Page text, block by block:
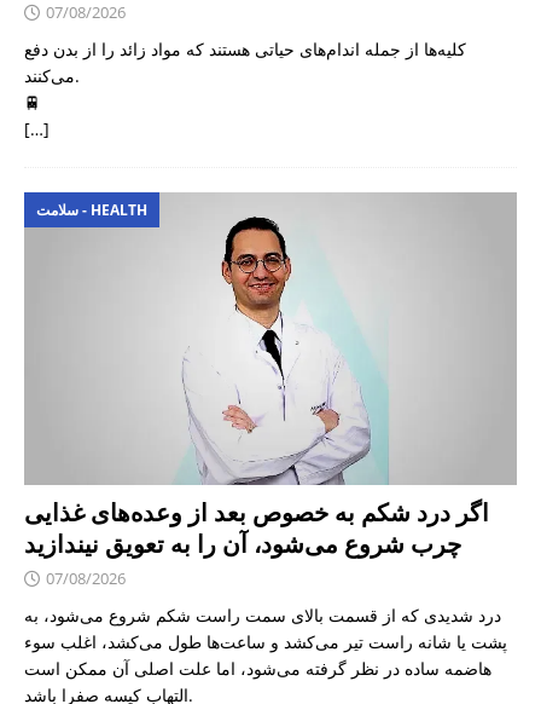
07/08/2026
کلیه‌ها از جمله اندام‌های حیاتی هستند که مواد زائد را از بدن دفع
می‌کنند.
🚆
[…]
سلامت - HEALTH
اگر درد شکم به خصوص بعد از وعده‌های غذایی
چرب شروع می‌شود، آن را به تعویق نیندازید
07/08/2026
درد شدیدی که از قسمت بالای سمت راست شکم شروع می‌شود، به
پشت یا شانه راست تیر می‌کشد و ساعت‌ها طول می‌کشد، اغلب سوء
هاضمه ساده در نظر گرفته می‌شود، اما علت اصلی آن ممکن است
التهاب کیسه صفرا باشد.